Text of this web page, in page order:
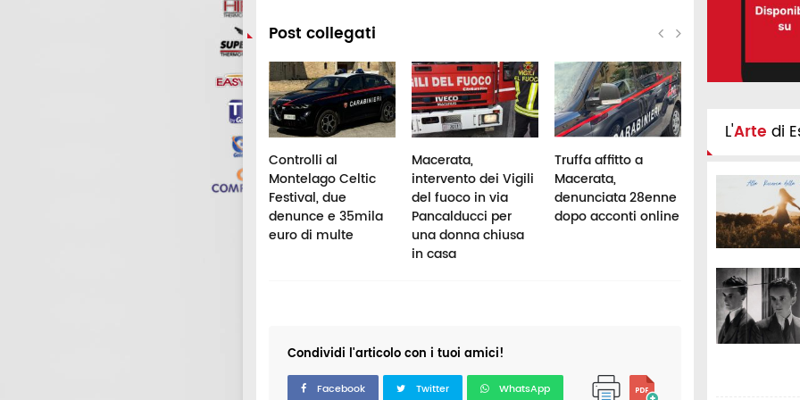
Post collegati
Civitanova, colto da
malore in mare: il
defibrillatore dello
Controlli al
Montelago Celtic
Festival, due
denunce e 35mila
euro di multe
Macerata,
intervento dei Vigili
del fuoco in via
Pancalducci per
una donna chiusa
in casa
Truffa affitto a
Macerata,
denunciata 28enne
dopo acconti online
Stalking alla
moglie, 78enne
allontanato dalle
Marche: scatta il
divieto di
Condividi l'articolo con i tuoi amici!
Facebook Twitter WhatsApp
L'Arte di